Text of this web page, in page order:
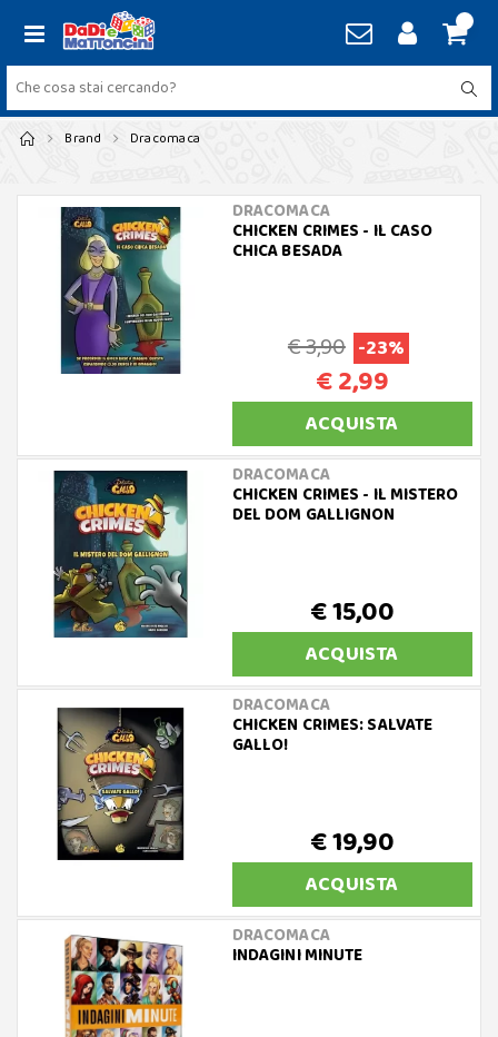
Brand Dracomaca
DRACOMACA
CHICKEN CRIMES - IL CASO
CHICA BESADA
€ 3,90 -23%
€ 2,99
ACQUISTA
DRACOMACA
CHICKEN CRIMES - IL MISTERO
DEL DOM GALLIGNON
€ 15,00
ACQUISTA
DRACOMACA
CHICKEN CRIMES: SALVATE
GALLO!
€ 19,90
ACQUISTA
DRACOMACA
INDAGINI MINUTE